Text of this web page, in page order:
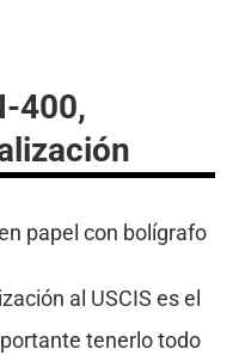
400,
al USCIS es el
tenerlo todo